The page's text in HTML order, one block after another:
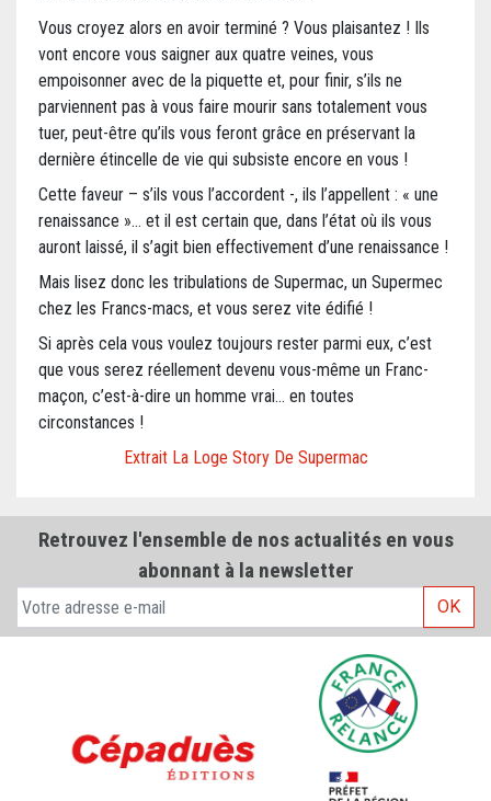
Vous croyez alors en avoir terminé ? Vous plaisantez ! Ils
vont encore vous saigner aux quatre veines, vous
empoisonner avec de la piquette et, pour finir, s’ils ne
parviennent pas à vous faire mourir sans totalement vous
tuer, peut-être qu’ils vous feront grâce en préservant la
dernière étincelle de vie qui subsiste encore en vous !
Cette faveur – s’ils vous l’accordent -, ils l’appellent : « une
renaissance »… et il est certain que, dans l’état où ils vous
auront laissé, il s’agit bien effectivement d’une renaissance !
Mais lisez donc les tribulations de Supermac, un Supermec
chez les Francs-macs, et vous serez vite édifié !
Si après cela vous voulez toujours rester parmi eux, c’est
que vous serez réellement devenu vous-même un Franc-
maçon, c’est-à-dire un homme vrai… en toutes
circonstances !
Extrait La Loge Story De Supermac
Retrouvez l'ensemble de nos actualités en vous
abonnant à la newsletter
OK